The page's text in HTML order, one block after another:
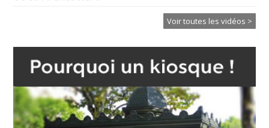
Voir toutes les vidéos >